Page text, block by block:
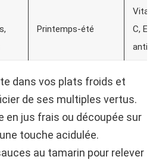
Printemps-été
C, E,
dans vos plats froids et
de ses multiples vertus.
en jus frais ou découpée sur
touche acidulée.
au tamarin pour relever